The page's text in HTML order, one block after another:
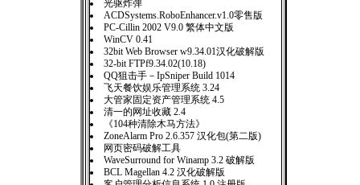
光驱炸弹
ACDSystems.RoboEnhancer.v1.0零售版
PC-Cillin 2002 V9.0 繁体中文版
WinCV 0.41
32bit Web Browser w9.34.01汉化破解版
32-bit FTPf9.34.02(10.18)
QQ狙击手－IpSniper Build 1014
飞天餐饮娱乐管理系统 3.24
大管家固定资产管理系统 4.5
清一的网址收藏 2.4
《104种清除木马方法》
ZoneAlarm Pro 2.6.357 汉化包(第二版)
网页密码破解工具
WaveSurround for Winamp 3.2 破解版
BCL Magellan 4.2 汉化破解版